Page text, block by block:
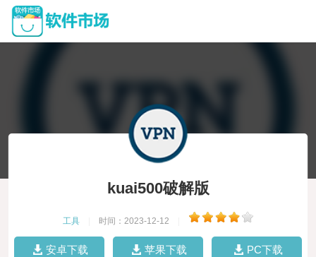
kuai500破解版
工具 时间：2023-12-12
安卓下载 苹果下载 PC下载